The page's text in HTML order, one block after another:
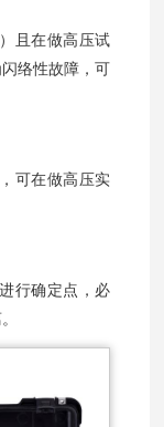
且在做高压试
络性故障，可
可在做高压实
行确定点，必